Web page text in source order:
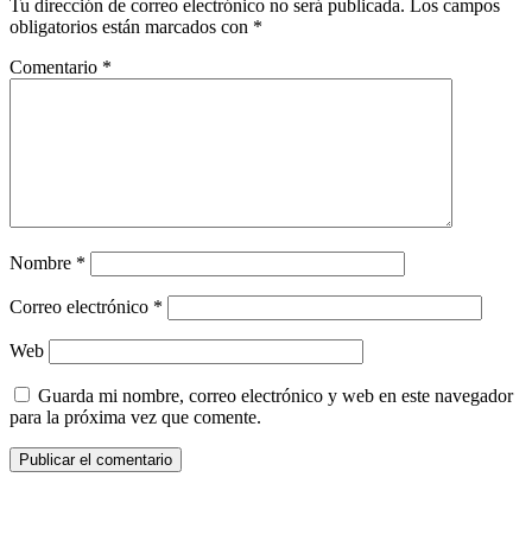
Tu dirección de correo electrónico no será publicada.
Los campos
obligatorios están marcados con *
Comentario *
Nombre *
Correo electrónico *
Web
Guarda mi nombre, correo electrónico y web en este navegador
para la próxima vez que comente.